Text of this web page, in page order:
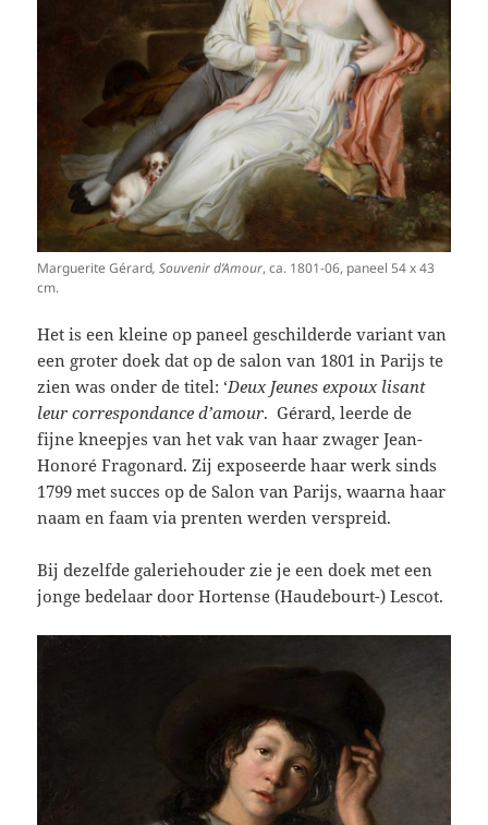
Marguerite Gérard, Souvenir d’Amour, ca. 1801-06, paneel 54 x 43
cm.
Het is een kleine op paneel geschilderde variant van
een groter doek dat op de salon van 1801 in Parijs te
zien was onder de titel: ‘Deux Jeunes expoux lisant
leur correspondance d’amour. Gérard, leerde de
fijne kneepjes van het vak van haar zwager Jean-
Honoré Fragonard. Zij exposeerde haar werk sinds
1799 met succes op de Salon van Parijs, waarna haar
naam en faam via prenten werden verspreid.
Bij dezelfde galeriehouder zie je een doek met een
jonge bedelaar door Hortense (Haudebourt-) Lescot.